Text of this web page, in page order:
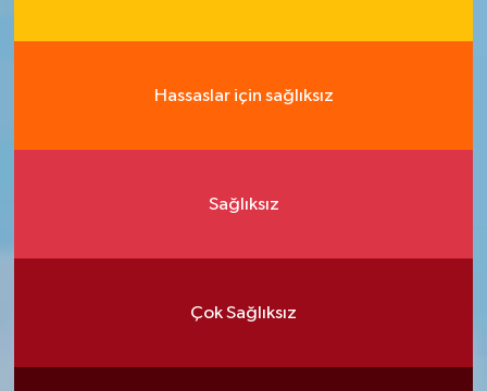
Hassaslar için sağlıksız
Sağlıksız
Çok Sağlıksız